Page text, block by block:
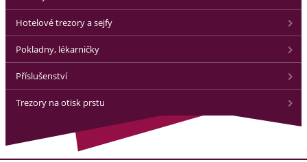
Hotelové trezory a sejfy
Pokladny, lékarničky
Příslušenství
Trezory na otisk prstu